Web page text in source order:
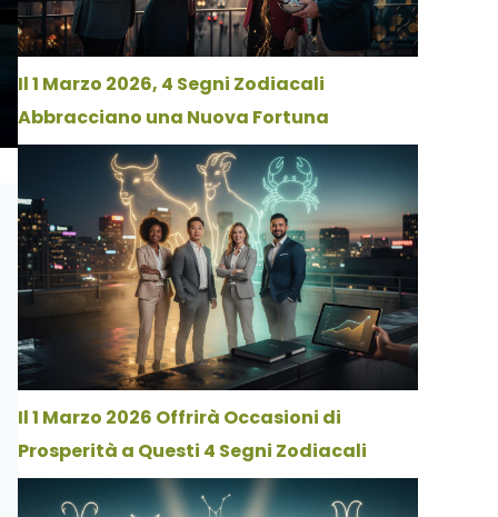
Il 1 Marzo 2026, 4 Segni Zodiacali
Abbracciano una Nuova Fortuna
Il 1 Marzo 2026 Offrirà Occasioni di
Prosperità a Questi 4 Segni Zodiacali